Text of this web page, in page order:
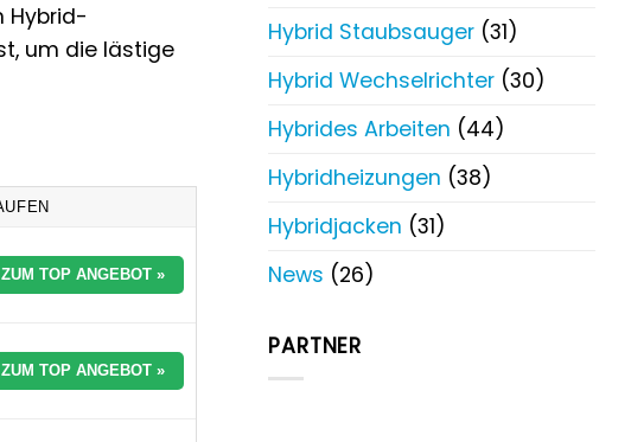
Hybrid-
um die lästige
ZUM TOP ANGEBOT »
ZUM TOP ANGEBOT »
Hybrid Staubsauger (31)
Hybrid Wechselrichter (30)
Hybrides Arbeiten (44)
Hybridheizungen (38)
Hybridjacken (31)
News (26)
PARTNER